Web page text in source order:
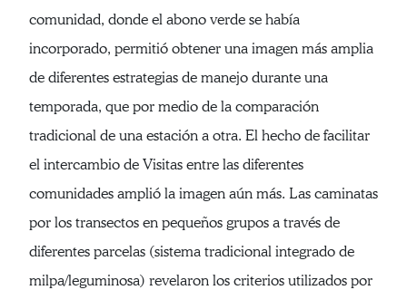
comunidad, donde el abono verde se había
incorporado, permitió obtener una imagen más amplia
de diferentes estrategias de manejo durante una
temporada, que por medio de la comparación
tradicional de una estación a otra. El hecho de facilitar
el intercambio de Visitas entre las diferentes
comunidades amplió la imagen aún más. Las caminatas
por los transectos en pequeños grupos a través de
diferentes parcelas (sistema tradicional integrado de
milpa/leguminosa) revelaron los criterios utilizados por